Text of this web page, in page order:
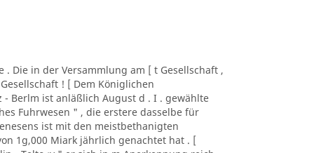
Die in der Versammlung am [ t Gesellschaft ,
! [ Dem Königlichen
Berlm ist anläßlich August d . I . gewählte
Fuhrwesen " , die erstere dasselbe für
ist mit den meistbethanigten
1g,000 Miark jährlich genachtet hat . [